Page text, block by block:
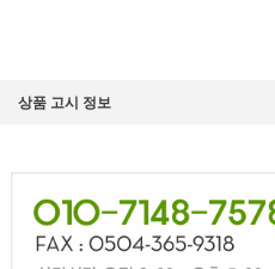
상품 고시 정보